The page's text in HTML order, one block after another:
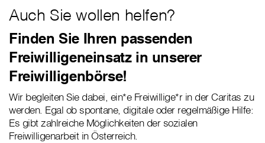
Auch Sie wollen helfen?
Finden Sie Ihren passenden
Freiwilligeneinsatz in unserer
Freiwilligenbörse!
Wir begleiten Sie dabei, ein*e Freiwillige*r in der Caritas zu
werden. Egal ob spontane, digitale oder regelmäßige Hilfe:
Es gibt zahlreiche Möglichkeiten der sozialen
Freiwilligenarbeit in Österreich.